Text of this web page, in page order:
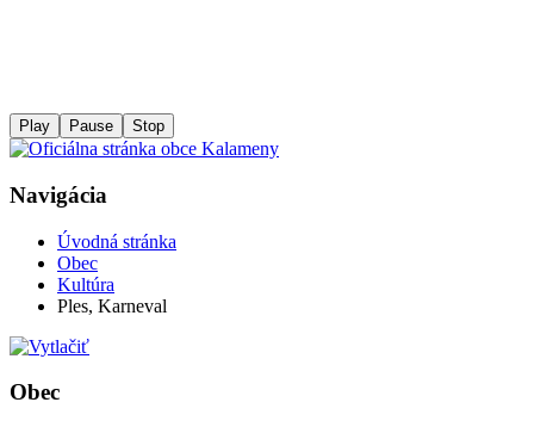
Play Pause Stop
Navigácia
Úvodná stránka
Obec
Kultúra
Ples, Karneval
Obec